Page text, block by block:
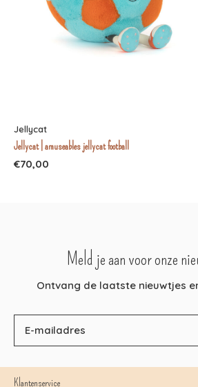
Jellycat
Jellycat | amuseables jellycat football
€70,00
Meld je aan voor onze
Ontvang de laatste nieuwtjes
Klantenservice